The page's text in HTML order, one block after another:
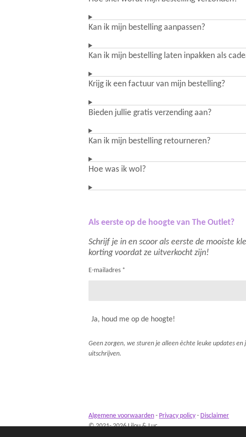
Kan ik mijn bestelling aanpassen?
Kan ik mijn bestelling laten inpakken als
Krijg ik een factuur van mijn bestelling?
Bieden jullie gratis verzending aan?
Kan ik mijn bestelling retourneren?
Hoe was ik wol?
Als eerste op de hoogte van The Outlet?
Schrijf je in en scoor als eerste de mooiste
korting voordat ze uitverkocht zijn!
E-mailadres *
Ja, houd me op de hoogte!
Geen zorgen, we sturen je alleen èchte leuke updates
uitschrijven.
Algemene voorwaarden - Privacy policy - Disclaimer
© 2021- 2026 Lilou & Luc